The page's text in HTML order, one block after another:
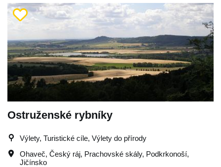
Ostruženské rybníky
Výlety, Turistické cíle, Výlety do přírody
Ohaveč, Český ráj, Prachovské skály, Podkrkonoší,
Jičínsko